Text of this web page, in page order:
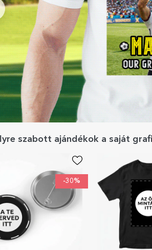
szabott ajándékok a saját
-30%